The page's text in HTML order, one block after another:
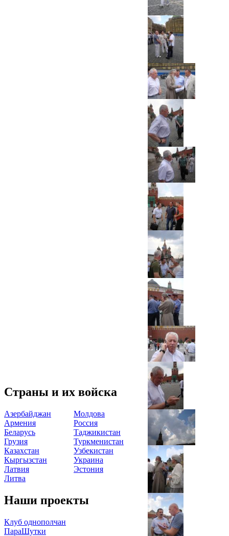
Страны и их войска
Азербайджан
Армения
Беларусь
Грузия
Казахстан
Кыргызстан
Латвия
Литва
Молдова
Россия
Таджикистан
Туркменистан
Узбекистан
Украина
Эстония
Наши проекты
Клуб однополчан
ПараШутки